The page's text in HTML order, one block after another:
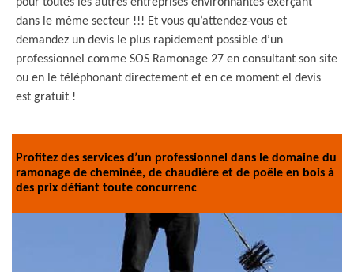
dans le même secteur !!! Et vous qu’attendez-vous et
demandez un devis le plus rapidement possible d’un
professionnel comme SOS Ramonage 27 en consultant son site
ou en le téléphonant directement et en ce moment el devis
est gratuit !
Profitez des services d’un professionnel dans le domaine du
ramonage de cheminée, de chaudière et de poêle en bois à
des prix défiant toute concurrenc